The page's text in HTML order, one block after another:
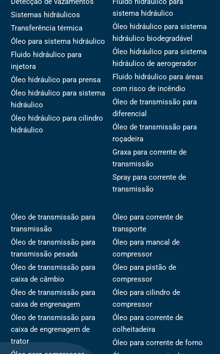
Sistemas hidráulicos
Transferência térmica
Óleo para sistema hidráulico
Fluido hidráulico para
injetora
Óleo hidráulico para prensa
Óleo hidráulico para sistema
hidráulico
Óleo hidráulico para cilindro
hidráulico
sistema hidráulico
Óleo hidráulico para sistema
hidráulico biodegradável
Óleo hidráulico para sistema
hidráulico de aerogerador
Fluido hidráulico para áreas
com risco de incêndio
Óleo de transmissão para
diferencial
Óleo de transmissão para
roçadeira
Graxa para corrente de
transmissão
Spray para corrente de
transmissão
Óleo de transmissão para
transmissão
Óleo de transmissão para
transmissão pesada
Óleo de transmissão para
caixa de câmbio
Óleo de transmissão para
caixa de engrenagem
Óleo de transmissão para
caixa de engrenagem de
trator
Óleo para corrente de
transporte
Óleo para mancal de
compressor
Óleo para pistão de
compressor
Óleo para cilindro de
compressor
Óleo para corrente de
colheitadeira
Óleo para corrente de forno